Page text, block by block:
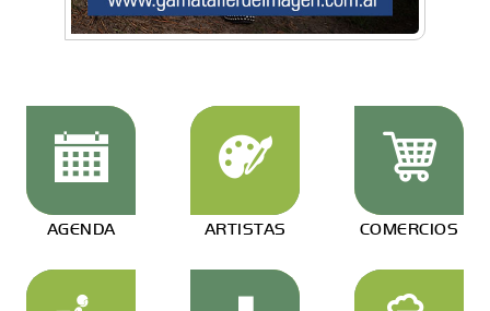
AGENDA ARTISTAS COMERCIOS